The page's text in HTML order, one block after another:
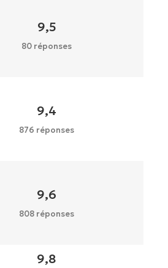
9,5
80 réponses
9,4
876 réponses
9,6
808 réponses
9,8